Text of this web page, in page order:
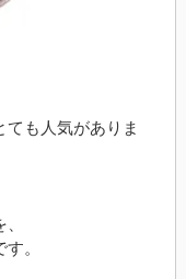
も人気がありま
。